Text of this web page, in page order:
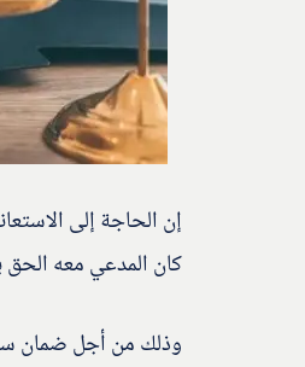
إن الحاجة إلى
كان المدعي معه
وذلك من أجل ضمان